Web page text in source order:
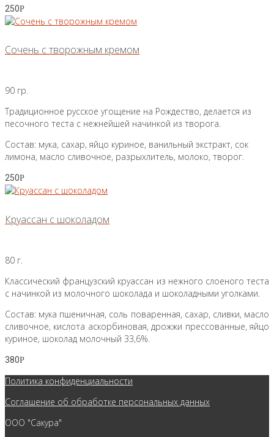
250Р
Сочень с творожным кремом
90 гр.
Традиционное русское угощение на Рождество, делается из
песочного теста с нежнейшей начинкой из творога.
Состав: мука, сахар, яйцо куриное, ванильный экстракт, сок
лимона, масло сливочное, разрыхлитель, молоко, творог.
250Р
Круассан с шоколадом
80 г.
Классический французский круассан из нежного слоеного теста
с начинкой из молочного шоколада и шоколадными уголками.
Состав: мука пшеничная, соль поваренная, сахар, сливки, масло
сливочное, кислота аскорбиновая, дрожжи прессованные, яйцо
куриное, шоколад молочный 33,6%.
380Р
Политика конфиденциальности
Соглашение об обработке персональных данных
ООО "Сакура"